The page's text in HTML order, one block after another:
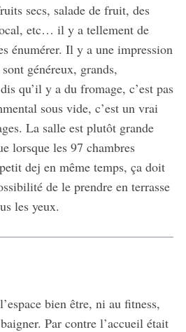
secs, salade de fruit, des
etc… il y a tellement de
énumérer. Il y a une impression
généreux, grands,
qu’il y a du fromage, c’est pas
sous vide, c’est un vrai
La salle est plutôt grande
lorsque les 97 chambres
dej en même temps, ça doit
de le prendre en terrasse
les yeux.
bien être, ni au fitness,
Par contre l’accueil était